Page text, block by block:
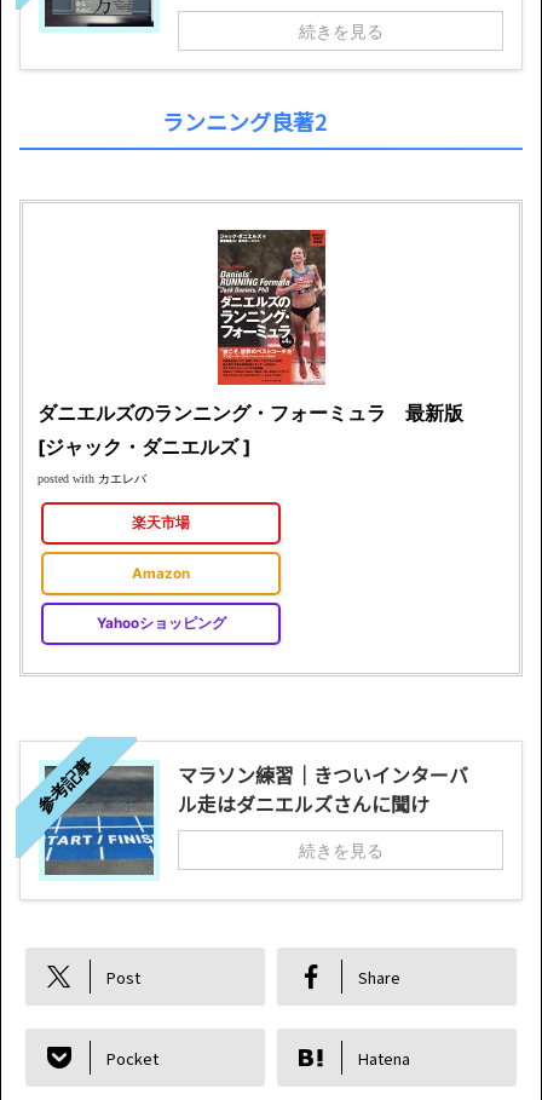
続きを見る
ランニング良著2
ダニエルズのランニング・フォーミュラ 最新版
[ジャック・ダニエルズ ]
posted with カエレバ
楽天市場
Amazon
Yahooショッピング
参考記事
マラソン練習｜きついインターバ
ル走はダニエルズさんに聞け
続きを見る
Post Share
Pocket Hatena